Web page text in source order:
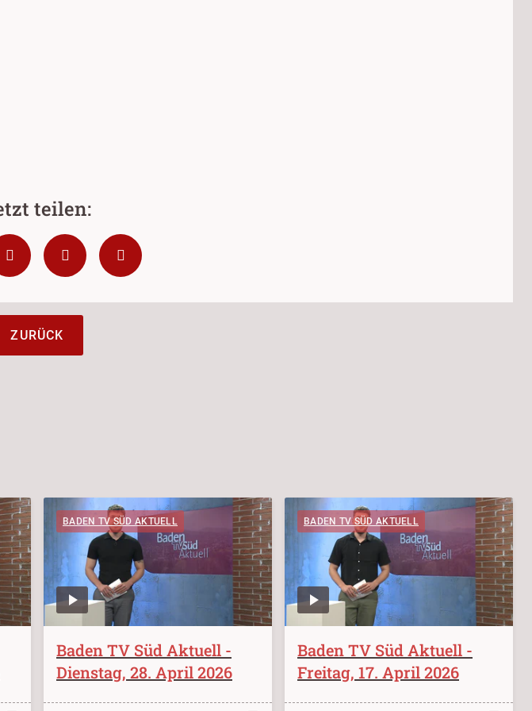
ZURÜCK
BADEN TV SÜD AKTUELL
Baden TV Süd Aktuell -
Dienstag, 28. April 2026
BADEN TV SÜD AKTUELL
Baden TV Süd Aktuell -
Freitag, 17. April 2026